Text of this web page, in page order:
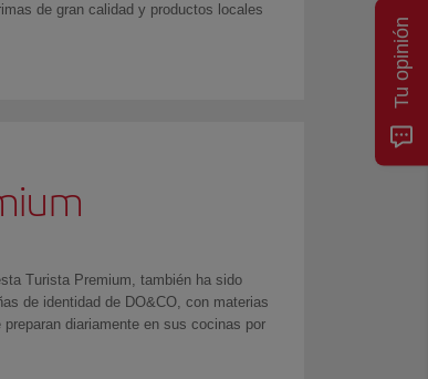
de gran calidad y productos locales
Turista Premium, también ha sido
de identidad de DO&CO, con materias
diariamente en sus cocinas por
Tu opinión